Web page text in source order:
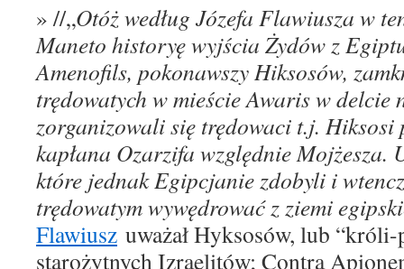
» //„Otóż według Józefa Flawiusza w
Maneto historyę wyjścia Żydów z
Amenofils, pokonawszy Hiksosów,
trędowatych w mieście Awaris w delcie
zorganizowali się trędowaci t.j. Hiksosi
kapłana Ozarzifa względnie Mojżesza.
które jednak Egipcjanie zdobyli i
trędowatym wywędrować z ziemi
Flawiusz uważał Hyksosów, lub “króli-
starożytnych Izraelitów; Contra